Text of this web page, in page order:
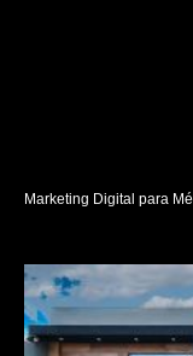
Marketing Digital para